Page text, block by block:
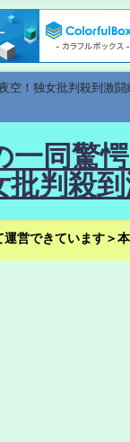
！独女批判殺到激
同驚
判殺
営できています＞